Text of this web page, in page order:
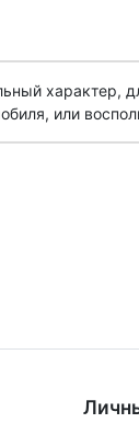
характер,
или